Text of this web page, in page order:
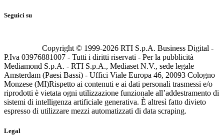
Seguici su
Copyright © 1999-2026 RTI S.p.A. Business Digital -
P.Iva 03976881007 - Tutti i diritti riservati - Per la pubblicità
Mediamond S.p.A. - RTI S.p.A., Mediaset N.V., sede legale
Amsterdam (Paesi Bassi) - Uffici Viale Europa 46, 20093 Cologno
Monzese (MI)Rispetto ai contenuti e ai dati personali trasmessi e/o
riprodotti è vietata ogni utilizzazione funzionale all’addestramento di
sistemi di intelligenza artificiale generativa. È altresì fatto divieto
espresso di utilizzare mezzi automatizzati di data scraping.
Legal